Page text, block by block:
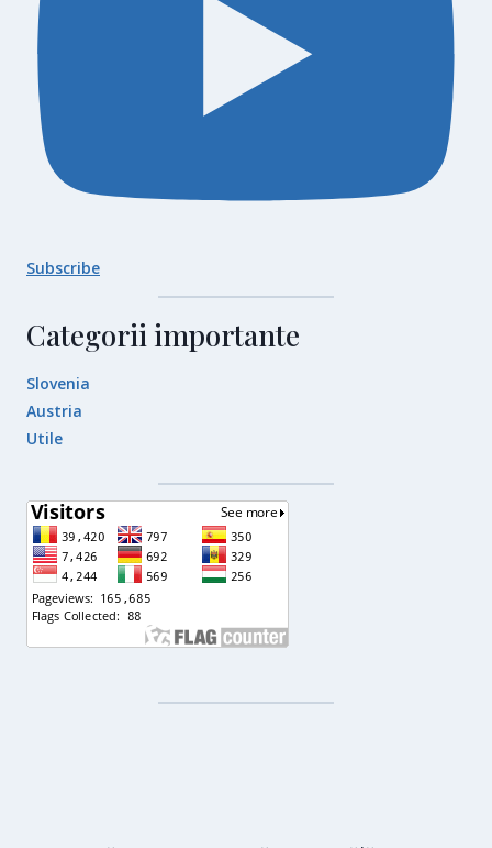
Subscribe
Categorii importante
Slovenia
Austria
Utile